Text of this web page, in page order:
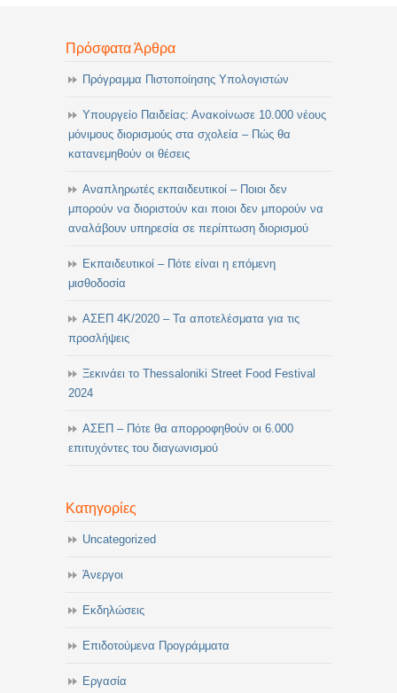
Πρόσφατα Άρθρα
Πρόγραμμα Πιστοποίησης Υπολογιστών
Υπουργείο Παιδείας: Ανακοίνωσε 10.000 νέους
μόνιμους διορισμούς στα σχολεία – Πώς θα
κατανεμηθούν οι θέσεις
Αναπληρωτές εκπαιδευτικοί – Ποιοι δεν
μπορούν να διοριστούν και ποιοι δεν μπορούν να
αναλάβουν υπηρεσία σε περίπτωση διορισμού
Εκπαιδευτικοί – Πότε είναι η επόμενη
μισθοδοσία
ΑΣΕΠ 4Κ/2020 – Τα αποτελέσματα για τις
προσλήψεις
Ξεκινάει το Thessaloniki Street Food Festival
2024
ΑΣΕΠ – Πότε θα απορροφηθούν οι 6.000
επιτυχόντες του διαγωνισμού
Κατηγορίες
Uncategorized
Άνεργοι
Εκδηλώσεις
Επιδοτούμενα Προγράμματα
Εργασία